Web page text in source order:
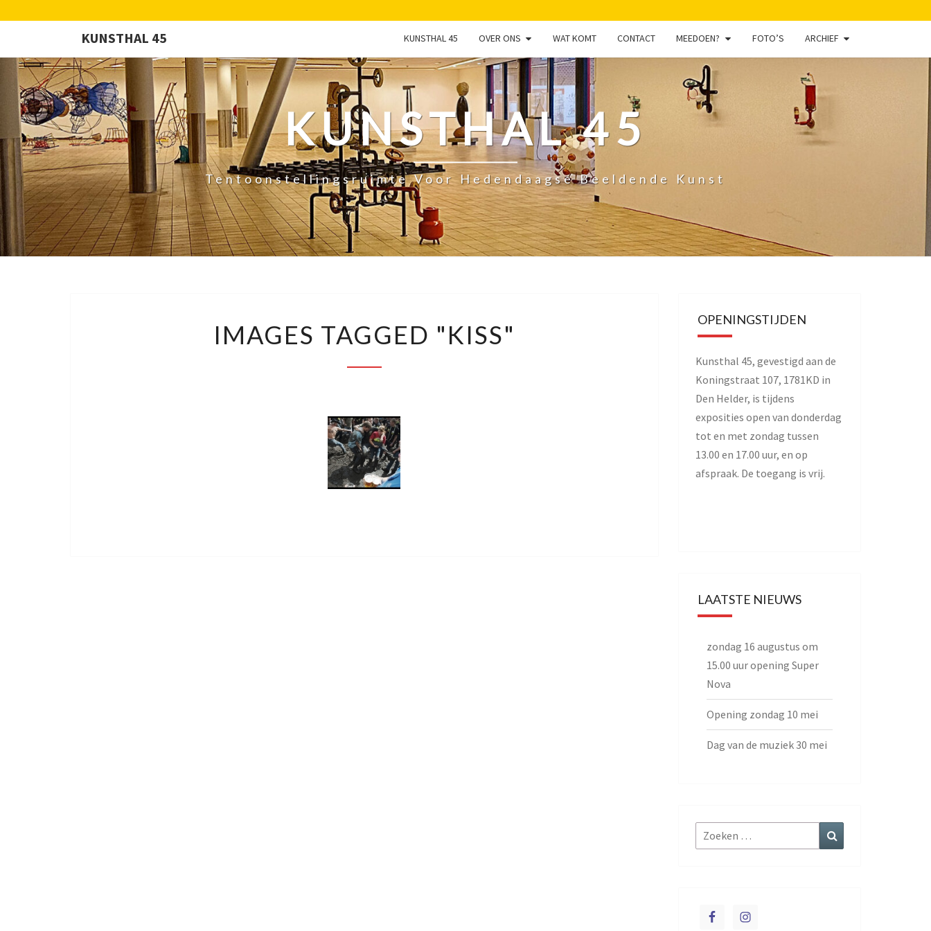
KUNSTHAL 45 KUNSTHAL 45 OVER ONS WAT KOMT CONTACT MEEDOEN? FOTO’S ARCHIEF
KUNSTHAL 45
Tentoonstellingsruimte Voor Hedendaagse Beeldende Kunst
TAGGED
IMAGES TAGGED "KISS" OPENINGSTIJDEN
Kunsthal 45, gevestigd aan de
Koningstraat 107, 1781KD in
Den Helder, is tijdens
exposities open van donderdag
tot en met zondag tussen
13.00 en 17.00 uur, en op
afspraak. De toegang is vrij.
LAATSTE NIEUWS
zondag 16 augustus om
15.00 uur opening Super
Nova
Opening zondag 10 mei
Dag van de muziek 30 mei
Zoeken
naar: